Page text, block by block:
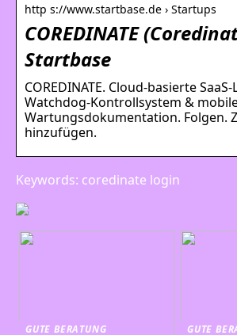
http s://www.startbase.de › Startups
COREDINATE
Startbase
COREDINATE. Cloud-basierte
Watchdog-Kontrollsystem &
Wartungsdokumentation. Folgen.
hinzufügen.
Keywords: coredinate login
GUTE BERATUNG GUTE